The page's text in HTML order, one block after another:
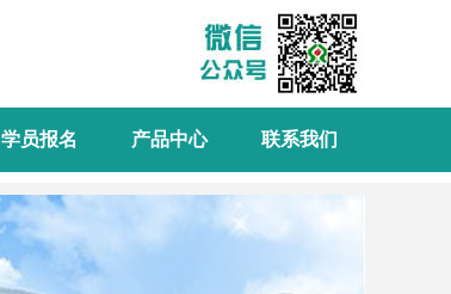
学员报名 产品中心 联系我们